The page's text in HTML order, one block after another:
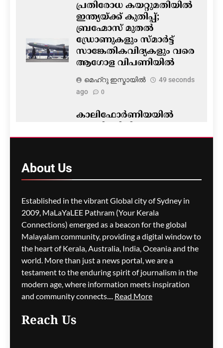
പ്രതിരോധ കയറ്റുമതിയിൽ
ഇന്ത്യയ്ക്ക് കുതിപ്പ്;
ബ്രഹ്മോസ് മുതൽ
ഡ്രോണുകളും സ്മാർട്ട്
സാങ്കേതികവിദ്യകളും വരെ
ആഗോള വിപണിയിൽ
മെഹ്റു ഇസ്മായില്‍
49 seconds
ago
0
കാലിഫോർണിയയിൽ
കാണാതായ ഇന്ത്യൻ
മെഹ്റു ഇസ്മായില്‍
8 minutes
സൗദി അറേബ്യ, തുർക്കി,
പാകിസ്താൻ പ്രതിരോധ
കരാറിൽ ഒപ്പുവച്ചു
മെഹ്റു ഇസ്മായില്‍
12 minutes
ago
0
About Us
Established in the vibrant Global city of Sydney in
2009, MaLaYaLEE Pathram (Your Kerala
Connections) emerged as a beacon for the global
Malayalam community, providing a digital window to
the heart of Kerala, Australia, India, Oceania and the
world. More than just a news portal, we are a
testament to the enduring spirit of journalism in the
modern age, where information meets inspiration
and community connects.... Read More
Reach Us